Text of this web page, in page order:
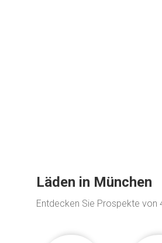
Läden in München
Entdecken Sie Prospekte von